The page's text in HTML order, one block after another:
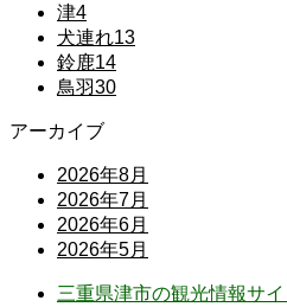
津4
犬連れ13
鈴鹿14
鳥羽30
アーカイブ
2026年8月
2026年7月
2026年6月
2026年5月
三重県津市の観光情報サ